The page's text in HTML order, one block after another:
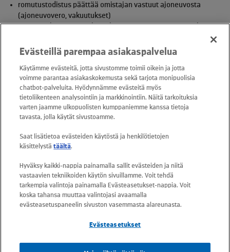
romutustodistus päättää omistajan vastuut ajoneuvosta
(ajoneuvovero, vakuutukset)
ajoneuvo kierrätetään hyötykäyttöön ympäristömääräyksiä
Jos ajoneuvo ei ole Suomen kilvissä
vie ajoneuvo Kuusakosken vastaanottopisteeseen
kun saat romutustodistuksen toimita se ja ajoneuvon kilvet
kyseisen maan ajoneuvorekisteriviranomaiselle
pyydä ajoneuvon lopullista poistoa kyseisen maan rekisteristä
LUE LISÄÄ ROMUTUSPALKKIOSTA
TILAAN NOUTAJAN
Tarvitset vain verkkopankkitunnukset tai valtakirjan.
Evästeillä parempaa asiakaspalvelua
Käytämme evästeitä, jotta sivustomme toimii oikein ja jotta
voimme parantaa asiakaskokemusta sekä tarjota monipuolisia
chatbot-palveluita. Hyödynnämme evästeitä myös
tietoliikenteen analysointiin ja markkinointiin. Näitä tarkoituksia
varten jaamme ulkopuolisten kumppaniemme kanssa tietoja
tavasta, jolla käytät sivustoamme.
Saat lisätietoa evästeiden käytöstä ja henkilötietojen
käsittelystätäältä.
Hyväksy kaikki-nappia painamalla sallit evästeiden ja niitä
vastaavien tekniikoiden käytön sivuillamme. Voit tehdä
tarkempia valintoja painamalla Evästeasetukset-nappia. Voit
koska tahansa muuttaa valintojasi avaamalla
evästeasetuspaneelin sivuston vasemmasta alareunasta.
Evästeasetukset